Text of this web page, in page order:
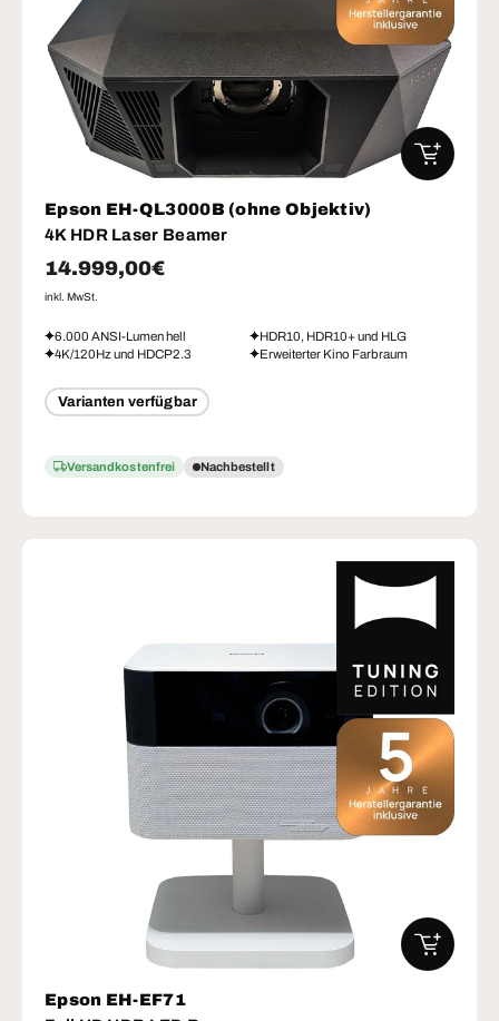
Epson EH-QL3000B (ohne Objektiv)
4K HDR Laser Beamer
Normaler Preis
14.999,00€
inkl. MwSt.
6.000 ANSI-Lumen hell
HDR10, HDR10+ und HLG
4K/120Hz und HDCP2.3
Erweiterter Kino Farbraum
Varianten verfügbar
Versandkostenfrei Nachbestellt
IN DEN
Epson EH-EF71
IN DEN